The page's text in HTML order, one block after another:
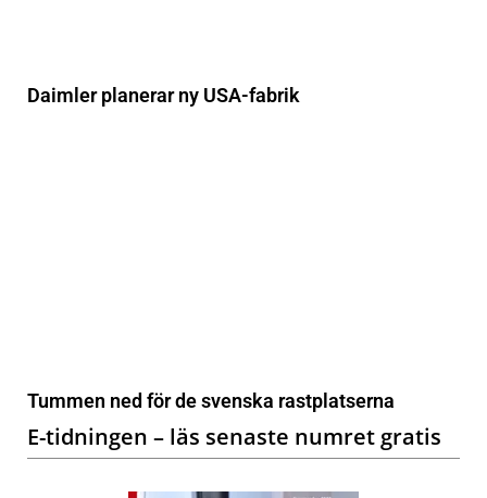
Daimler planerar ny USA-fabrik
Tummen ned för de svenska rastplatserna
E-tidningen – läs senaste numret gratis